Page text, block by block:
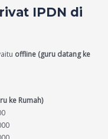
IPDN di
offline (guru datang ke
ke Rumah)